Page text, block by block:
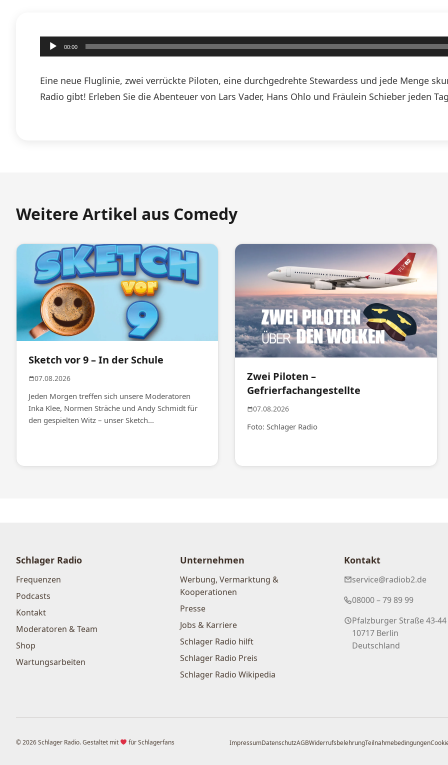
Audio-
Player
00:00
Eine neue Fluglinie, zwei verrückte Piloten, eine durchgedrehte Stewardess und jede Menge
Radio gibt! Erleben Sie die Abenteuer von Lars Vader, Hans Ohlo und Fräulein Schieber jeden
Weitere Artikel aus Comedy
Sketch vor 9 – In der Schule
07.08.2026
Jeden Morgen treffen sich unsere Moderatoren
Inka Klee, Normen Sträche und Andy Schmidt für
den gespielten Witz – unser Sketch...
Zwei Piloten –
Gefrierfachangestellte
07.08.2026
Foto: Schlager Radio
Schlager Radio
Frequenzen
Podcasts
Kontakt
Moderatoren & Team
Shop
Wartungsarbeiten
Unternehmen
Werbung, Vermarktung &
Kooperationen
Presse
Jobs & Karriere
Schlager Radio hilft
Schlager Radio Preis
Schlager Radio Wikipedia
Kontakt
service@radiob2.de
08000 – 79 89 99
Pfalzburger Straße 43-44
10717 Berlin
Deutschland
© 2026 Schlager Radio. Gestaltet mit für Schlagerfans ImpressumDatenschutzAGBWiderrufsbelehrungTeilnahmebedingungen